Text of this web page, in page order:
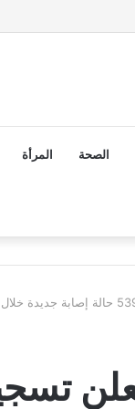
الصحة المرأة